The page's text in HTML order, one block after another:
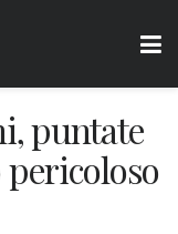
puntate